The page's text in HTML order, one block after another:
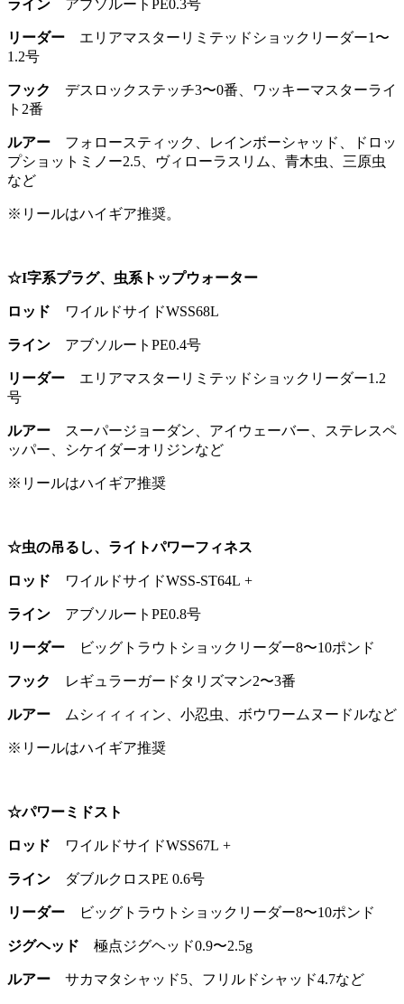
ライン アブソルートPE0.3号
リーダー エリアマスターリミテッドショックリーダー1〜
1.2号
フック デスロックステッチ3〜0番、ワッキーマスターライ
ト2番
ルアー フォロースティック、レインボーシャッド、ドロッ
プショットミノー2.5、ヴィローラスリム、青木虫、三原虫
など
※リールはハイギア推奨。
☆I字系プラグ、虫系トップウォーター
ロッド ワイルドサイドWSS68L
ライン アブソルートPE0.4号
リーダー エリアマスターリミテッドショックリーダー1.2
号
ルアー
スーパージョーダン、アイウェーバー、ステレスペ
ッパー、シケイダーオリジンなど
※リールはハイギア推奨
☆虫の吊るし、ライトパワーフィネス
ロッド ワイルドサイドWSS-ST64L +
ライン アブソルートPE0.8号
リーダー ビッグトラウトショックリーダー8〜10ポンド
フック レギュラーガードタリズマン2〜3番
ルアー ムシィィィィン、小忍虫、ボウワームヌードルなど
※リールはハイギア推奨
☆パワーミドスト
ロッド ワイルドサイドWSS67L +
ライン ダブルクロスPE 0.6号
リーダー ビッグトラウトショックリーダー8〜10ポンド
ジグヘッド 極点ジグヘッド0.9〜2.5g
ルアー サカマタシャッド5、フリルドシャッド4.7など